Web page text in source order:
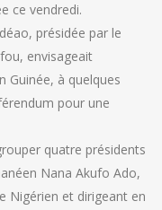
ce vendredi.
présidée par le
envisageait
Guinée, à quelques
pour une
quatre présidents
Nana Akufo Ado,
Nigérien et dirigeant en